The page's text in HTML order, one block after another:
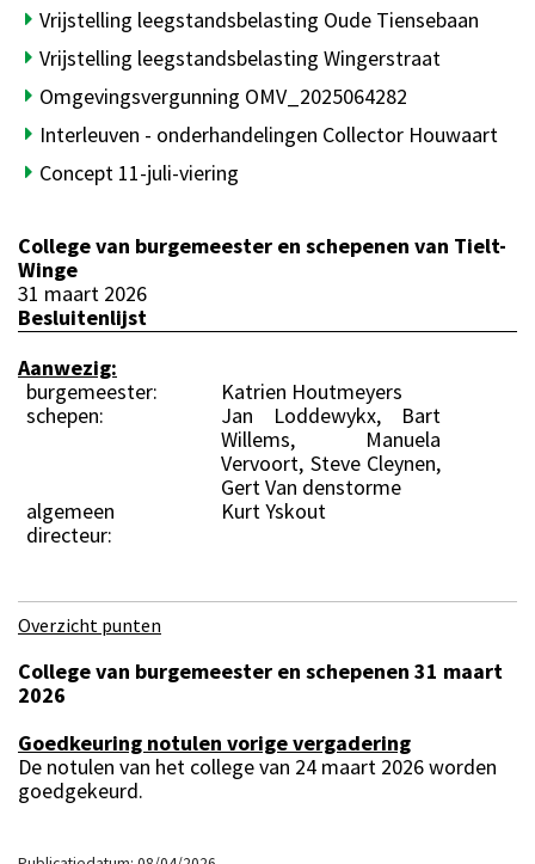
Vrijstelling leegstandsbelasting Oude Tiensebaan
Vrijstelling leegstandsbelasting Wingerstraat
Omgevingsvergunning OMV_2025064282
Interleuven - onderhandelingen Collector Houwaart
Concept 11-juli-viering
College van burgemeester en schepenen van Tielt-
Winge
31 maart 2026
Besluitenlijst
Aanwezig:
burgemeester:
Katrien Houtmeyers
schepen:
Jan Loddewykx, Bart
Willems, Manuela
Vervoort, Steve Cleynen,
Gert Van denstorme
algemeen
directeur:
Kurt Yskout
Overzicht punten
College van burgemeester en schepenen 31 maart
2026
Goedkeuring notulen vorige vergadering
De notulen van het college van 24 maart 2026 worden
goedgekeurd.